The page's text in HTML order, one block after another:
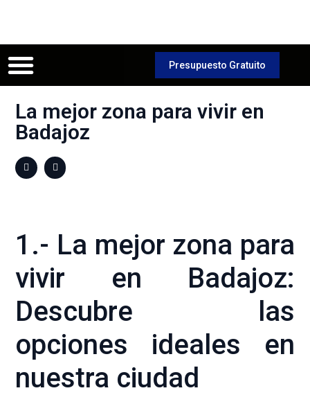
Presupuesto Gratuito
La mejor zona para vivir en
Badajoz
1.- La mejor zona para
vivir en Badajoz:
Descubre las
opciones ideales en
nuestra ciudad